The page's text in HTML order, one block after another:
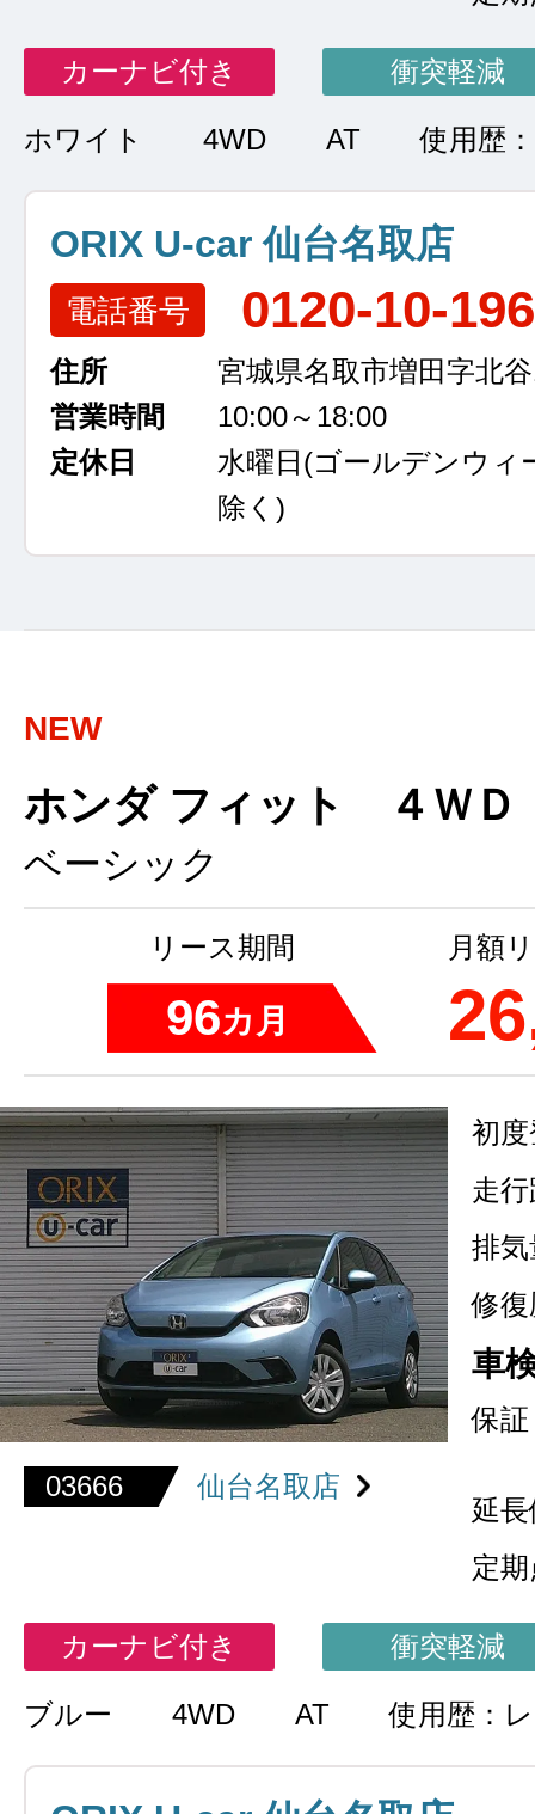
カーナビ付き 衝突軽減
ホワイト 4WD AT 使用歴
ORIX U-car 仙台名取店
電話番号 0120-10-
住所
宮城県名取市増田字北
営業時間
10:00～18:00
定休日
水曜日 (ゴールデンウィ
除く)
NEW
ホンダ フィット ４ＷＤ
ベーシック
リース期間
96カ月
月額
03666 仙台名取店
初
走
排気
修復
車
保証
延
定
カーナビ付き 衝突軽減
ブルー 4WD AT 使用歴：